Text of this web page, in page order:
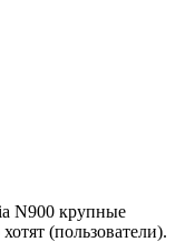
N900 крупные
(пользователи).